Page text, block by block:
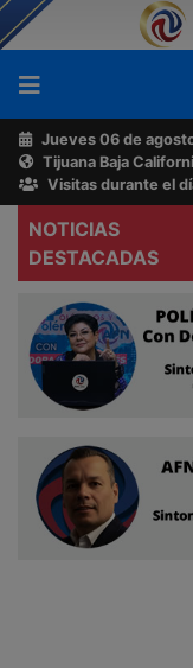
Jueves 06 de
Tijuana Baja
Visitas durante el
NOTICIAS
DESTACADAS
de
Buscador
Acerca
de
AFN
Ventas
Contacto
Reportero
Ciudadano